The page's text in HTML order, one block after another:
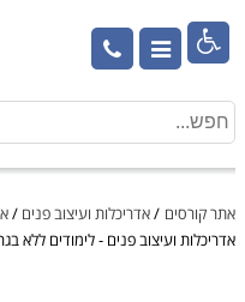

אתר קורסים /אדריכלות ועיצוב פנים /
אדריכלות ועיצוב פנים - לימודים ללא